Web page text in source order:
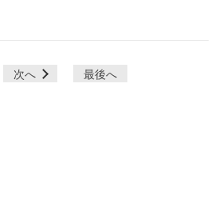
次へ 最後へ